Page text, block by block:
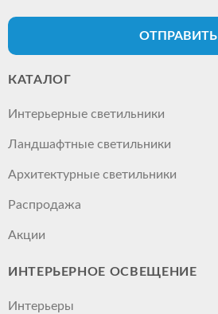
ОТПРАВИТЬ
КАТАЛОГ
Интерьерные светильники
Ландшафтные светильники
Архитектурные светильники
Распродажа
Акции
ИНТЕРЬЕРНОЕ ОСВЕЩЕНИЕ
Интерьеры